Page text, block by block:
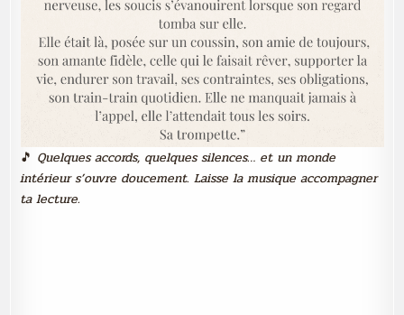
🎵 Quelques accords, quelques silences… et un monde
intérieur s’ouvre doucement.Laisse la musique accompagner
ta lecture.